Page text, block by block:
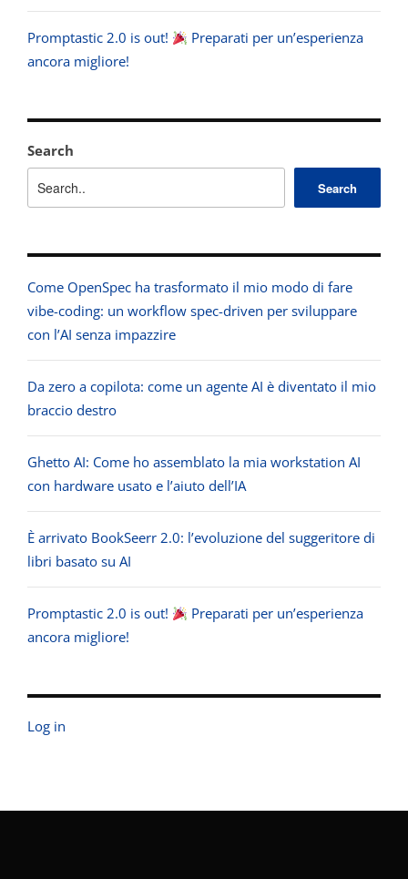
Promptastic 2.0 is out!
Preparati per un’esperienza
ancora migliore!
Search
Search
Come OpenSpec ha trasformato il mio modo di fare
vibe-coding: un workflow spec-driven per sviluppare
con l’AI senza impazzire
Da zero a copilota: come un agente AI è diventato il mio
braccio destro
Ghetto AI: Come ho assemblato la mia workstation AI
con hardware usato e l’aiuto dell’IA
È arrivato BookSeerr 2.0: l’evoluzione del suggeritore di
libri basato su AI
Promptastic 2.0 is out!
Preparati per un’esperienza
ancora migliore!
Log in